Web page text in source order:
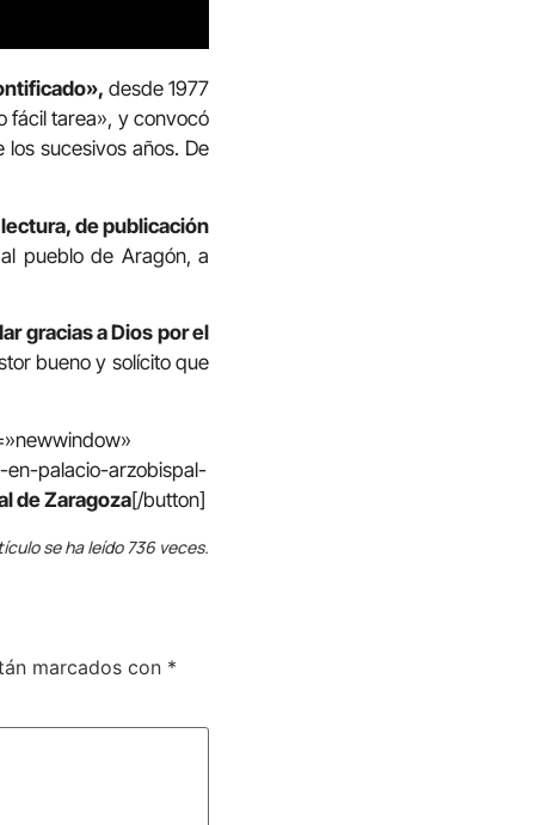
desde 1977
fácil tarea», y convocó
sucesivos años. De
de publicación
pueblo de Aragón, a
gracias a Dios por el
bueno y solícito que
palacio-arzobispal-
de Zaragoza[/button]
se ha leído 736 veces.
marcados con *